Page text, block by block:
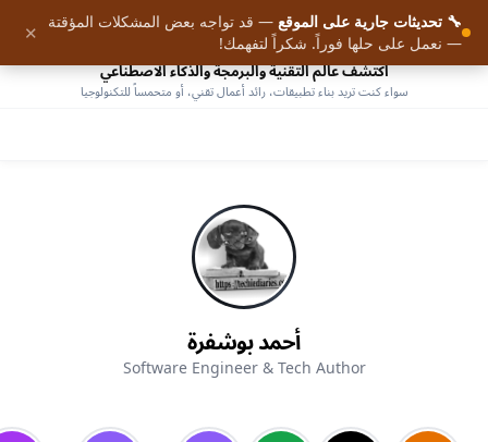
اكتشف عالم التقنية والبرمجة والذكاء الاصطناعي
سواء كنت تريد بناء تطبيقات، رائد أعمال تقني، أو متحمساً للتكنولوجيا
الرئيسية
أحمد بوشفرة
Software Engineer & Tech Author
🔧 تحديثات جارية على الموقع — قد تواجه بعض المشكلات المؤقتة
— نعمل على حلها فوراً. شكراً لتفهمك!
✕